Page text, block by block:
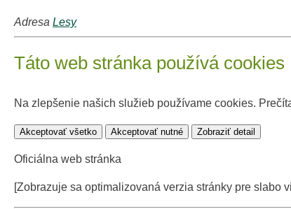
Adresa Lesy
Táto web stránka používá cookies
Na zlepšenie našich služieb používame cookies.
Akceptovať všetko Akceptovať nutné Zobraziť detail
Oficiálna web stránka
[Zobrazuje sa optimalizovaná verzia stránky pre slabo